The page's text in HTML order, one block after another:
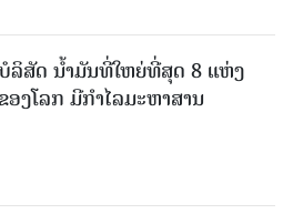
ລິສັດ ນ້ຳມັນທີ່ໃຫຍ່ທີ່ສຸດ 8 ແຫ່ງ
ອງໂລກ ມີກຳໄລມະຫາສານ